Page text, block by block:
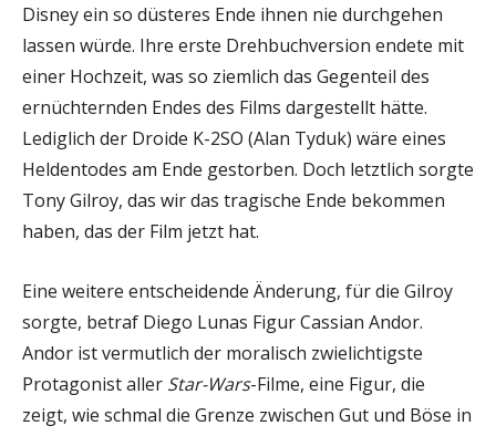
Disney ein so düsteres Ende ihnen nie durchgehen
lassen würde. Ihre erste Drehbuchversion endete mit
einer Hochzeit, was so ziemlich das Gegenteil des
ernüchternden Endes des Films dargestellt hätte.
Lediglich der Droide K-2SO (Alan Tyduk) wäre eines
Heldentodes am Ende gestorben. Doch letztlich sorgte
Tony Gilroy, das wir das tragische Ende bekommen
haben, das der Film jetzt hat.
Eine weitere entscheidende Änderung, für die Gilroy
sorgte, betraf Diego Lunas Figur Cassian Andor.
Andor ist vermutlich der moralisch zwielichtigste
Protagonist aller Star-Wars-Filme, eine Figur, die
zeigt, wie schmal die Grenze zwischen Gut und Böse in